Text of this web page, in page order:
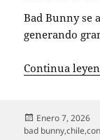
Bad Bunny se
generando
Continua
Publicado
el
Enero 7, 2026
bad bunny,chile,